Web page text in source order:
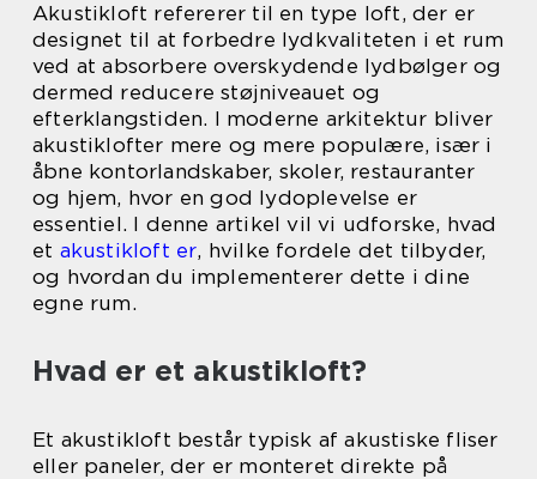
Akustikloft refererer til en type loft, der er
designet til at forbedre lydkvaliteten i et rum
ved at absorbere overskydende lydbølger og
dermed reducere støjniveauet og
efterklangstiden. I moderne arkitektur bliver
akustiklofter mere og mere populære, især i
åbne kontorlandskaber, skoler, restauranter
og hjem, hvor en god lydoplevelse er
essentiel. I denne artikel vil vi udforske, hvad
et akustikloft er, hvilke fordele det tilbyder,
og hvordan du implementerer dette i dine
egne rum.
Hvad er et akustikloft?
Et akustikloft består typisk af akustiske fliser
eller paneler, der er monteret direkte på